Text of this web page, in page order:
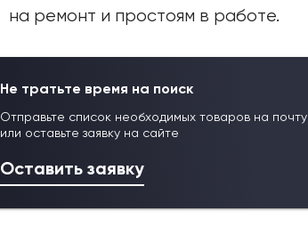
на ремонт и простоям в работе.
Не тратьте время на поиск
Отправьте список необходимых товаров на почту
или оставьте заявку на сайте
Оставить заявку